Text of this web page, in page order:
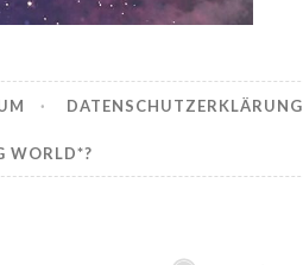
DATENSCHUTZERKLÄRUNG
WORLD*?